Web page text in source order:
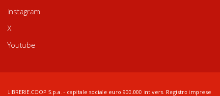
Instagram
X
Youtube
LIBRERIE.COOP S.p.a. - capitale sociale euro 900.000 int.vers. Registro imprese